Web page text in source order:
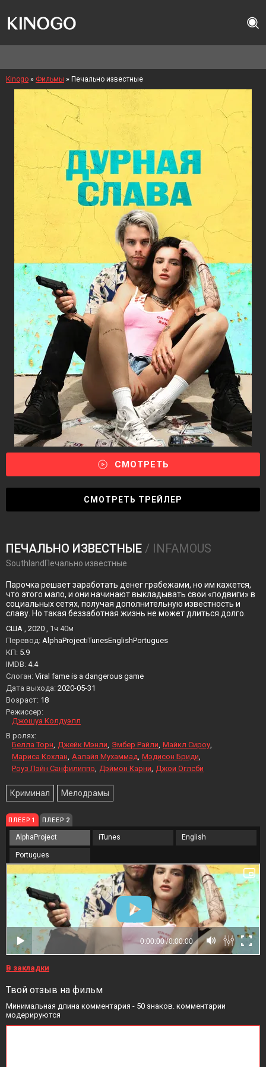
Kinogo » Фильмы » Печально известные
СМОТРЕТЬ
СМОТРЕТЬ ТРЕЙЛЕР
ПЕЧАЛЬНО ИЗВЕСТНЫЕ / INFAMOUS
SouthlandПечально известные
Парочка решает заработать денег грабежами, но им кажется,
что этого мало, и они начинают выкладывать свои «подвиги» в
социальных сетях, получая дополнительную известность и
славу. Но такая беззаботная жизнь не может длиться долго.
США , 2020 , 1ч 40м
Перевод: AlphaProjectiTunesEnglishPortugues
KП: 5.9
IMDB: 4.4
Слоган: Viral fame is a dangerous game
Дата выхода: 2020-05-31
Возраст: 18
Режиссер:
Джошуа Колдуэлл
В ролях:
Белла Торн Джейк Мэнли Эмбер Райли Майкл Сироу
Мариса Кохлан Аалайя Мухаммад Мэдисон Бриди
Роуз Лэйн Санфилиппо Дэймон Карни Джои Оглсби
Криминал Мелодрамы
ПЛЕЕР 1 ПЛЕЕР 2
AlphaProject iTunes English
Portugues
В закладки
Твой отзыв на фильм
Минимальная длина комментария - 50 знаков. комментарии
модерируются